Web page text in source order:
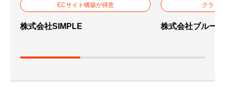
ECサイト構築が得意
株式会社SIMPLE
クライ
株式会社ブルー